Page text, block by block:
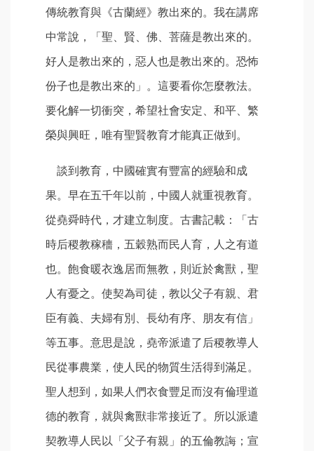
傳統教育與《古蘭經》教出來的。我在講席
中常說，「聖、賢、佛、菩薩是教出來的。
好人是教出來的，惡人也是教出來的。恐怖
份子也是教出來的」。這要看你怎麼教法。
要化解一切衝突，希望社會安定、和平、繁
榮與興旺，唯有聖賢教育才能真正做到。
談到教育，中國確實有豐富的經驗和成
果。早在五千年以前，中國人就重視教育。
從堯舜時代，才建立制度。古書記載：「古
時后稷教稼穯，五穀熟而民人育，人之有道
也。飽食暖衣逸居而無教，則近於禽獸，聖
人有憂之。使契為司徒，教以父子有親、君
臣有義、夫婦有別、長幼有序、朋友有信」
等五事。意思是說，堯帝派遣了后稷教導人
民從事農業，使人民的物質生活得到滿足。
聖人想到，如果人們衣食豐足而沒有倫理道
德的教育，就與禽獸非常接近了。所以派遣
契教導人民以「父子有親」的五倫教誨；宣